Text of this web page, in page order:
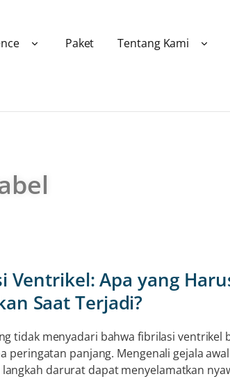
Paket Tentang Kami
Ventrikel: Apa yang
Saat Terjadi?
tidak menyadari bahwa fibrilasi ventrikel
peringatan panjang. Mengenali gejala
darurat dapat menyelamatkan